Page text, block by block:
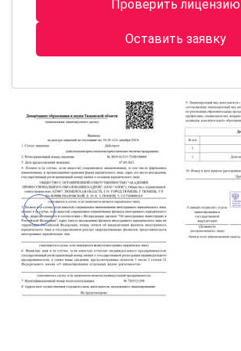
Проверить лицензию
Оставить заявку